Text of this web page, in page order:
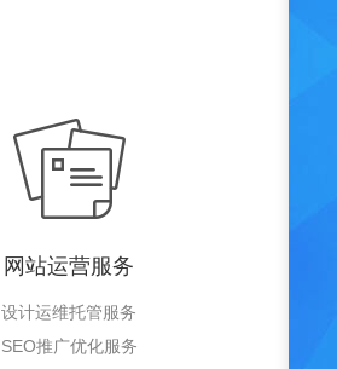
网站运营服务
设计运维托管服务
SEO推广优化服务